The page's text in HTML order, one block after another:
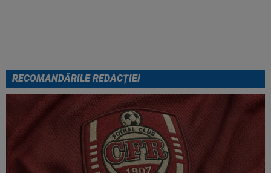
RECOMANDĂRILE REDACȚIEI